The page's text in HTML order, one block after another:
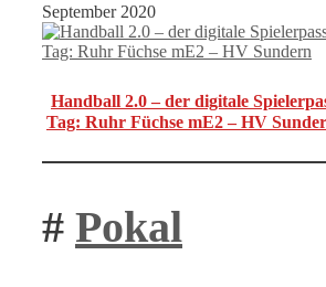
September 2020
Handball 2.0 – der digitale
Tag: Ruhr Füchse mE2 – HV
# Pokal